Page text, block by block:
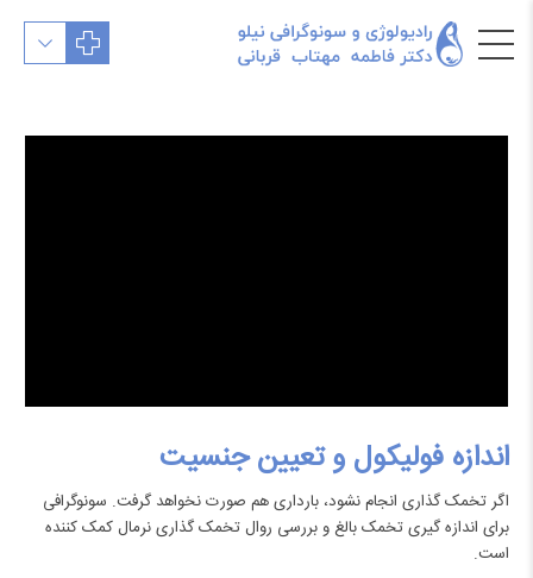
اندازه فولیکول و تعیین جنسیت
اگر تخمک گذاری انجام نشود، بارداری هم صورت نخواهد گرفت. سونوگرافی
برای اندازه گیری تخمک بالغ و بررسی روال تخمک گذارینرمال کمک کننده
است.